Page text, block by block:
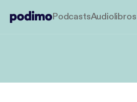
PodcastsAudiolibros